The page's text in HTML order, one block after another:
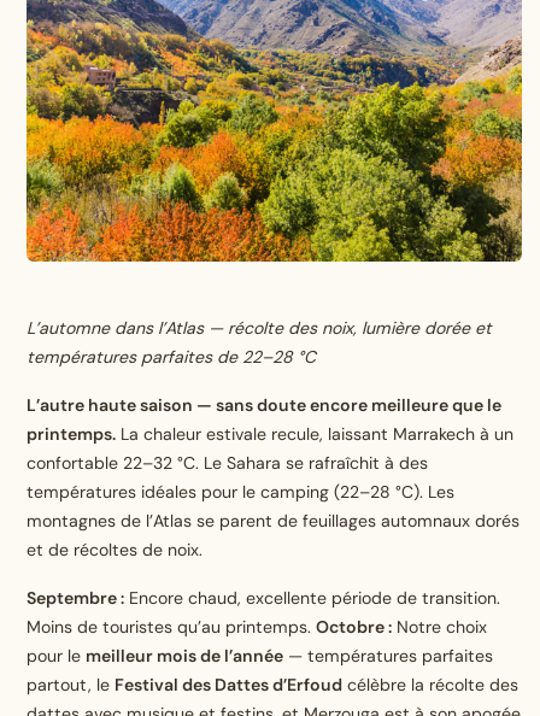
L’automne dans l’Atlas — récolte des noix, lumière dorée et
températures parfaites de 22–28 °C
L’autre haute saison — sans doute encore meilleure que le
printemps. La chaleur estivale recule, laissant Marrakech à un
confortable 22–32 °C. Le Sahara se rafraîchit à des
températures idéales pour le camping (22–28 °C). Les
montagnes de l’Atlas se parent de feuillages automnaux dorés
et de récoltes de noix.
Septembre : Encore chaud, excellente période de transition.
Moins de touristes qu’au printemps.Octobre : Notre choix
pour le meilleur mois de l’année — températures parfaites
partout, le Festival des Dattes d’Erfoud célèbre la récolte des